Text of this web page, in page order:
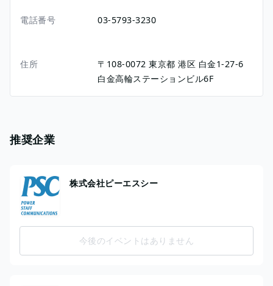
電話番号 03-5793-3230
住所 〒108-0072東京都港区 白金1-27-6
白金高輪ステーションビル6F
推奨企業
株式会社ピーエスシー
今後のイベントはありません